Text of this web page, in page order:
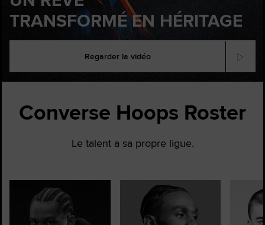
TRANSFORMÉ EN HÉRITAGE
Regarder la vidéo
Converse Hoops Roster
Le talent a sa propre ligue.